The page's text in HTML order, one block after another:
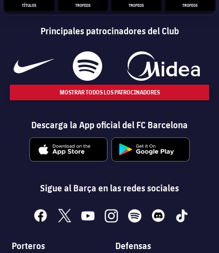
TÍTULOS TROFEOS TROFEOS TROFEOS
Principales patrocinadores del Club
MOSTRAR TODOS LOS PATROCINADORES
Descarga la App oficial del FC Barcelona
Sigue al Barça en las redes sociales
facebook
x youtubeinstagramspotify discord tiktok
Porteros Defensas